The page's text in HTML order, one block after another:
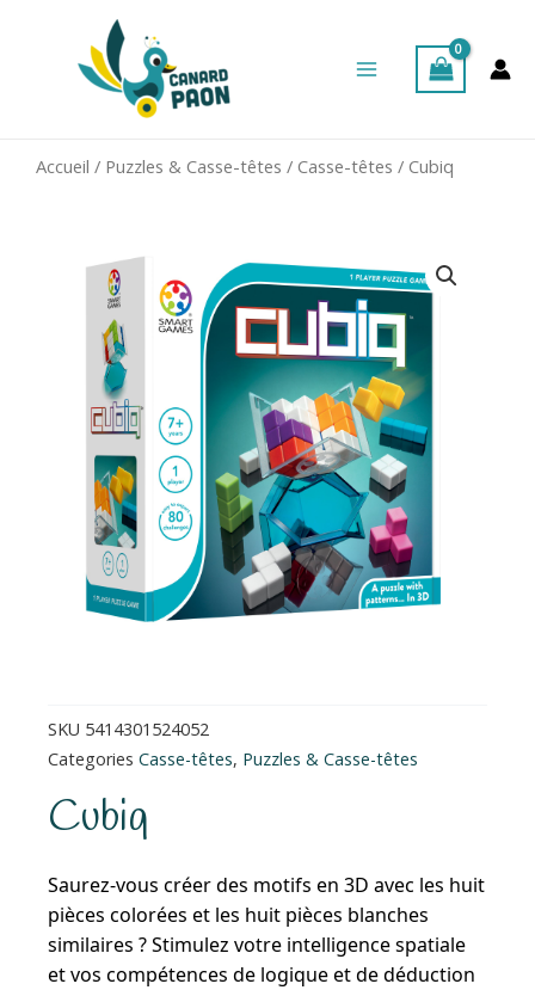
Menu
Accueil / Puzzles & Casse-têtes / Casse-têtes / Cubiq
SKU 5414301524052
Categories Casse-têtes, Puzzles & Casse-têtes
Cubiq
Saurez-vous créer des motifs en 3D avec les huit
pièces colorées et les huit pièces blanches
similaires ? Stimulez votre intelligence spatiale
et vos compétences de logique et de déduction